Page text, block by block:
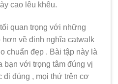
cao lêu khêu.
quan trọng với những
về định nghĩa catwalk
chuẩn đẹp . Bài tập này là
với trọng tâm đúng vị
đúng , mọi thứ trên cơ